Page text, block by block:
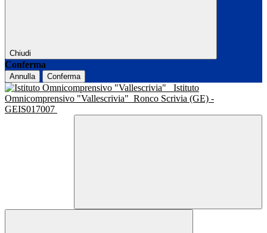
Chiudi
Conferma
Annulla Conferma
Istituto
Omnicomprensivo "Vallescrivia" Ronco Scrivia (GE) -
GEIS017007